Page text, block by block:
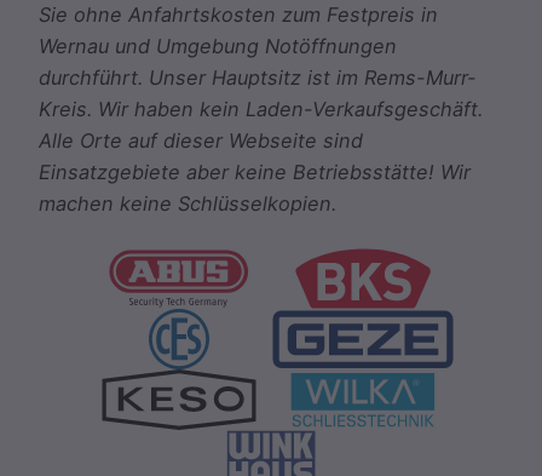
Sie ohne Anfahrtskosten zum Festpreis in
Wernau und Umgebung Notöffnungen
durchführt. Unser Hauptsitz ist im Rems-Murr-
Kreis. Wir haben kein Laden-Verkaufsgeschäft.
Alle Orte auf dieser Webseite sind
Einsatzgebiete aber keine Betriebsstätte! Wir
machen keine Schlüsselkopien.